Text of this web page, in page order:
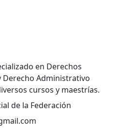
en Derechos
Derecho Administrativo
cursos y maestrías.
de la Federación